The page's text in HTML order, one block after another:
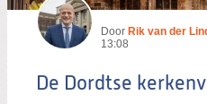
Door Rik van der
13:08
De Dordtse